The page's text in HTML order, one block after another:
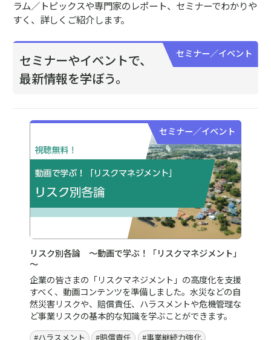
落雷リスク
企業活動に欠かせない電気・通信関連設備のシステムは電
圧の変動に弱く、雷による被害が増加しています。
企業が安定して事業を継続・発展していくためには、各種
データおよび実地調査によるリスク評価と対策が重要にな
ります。
盗難
昨今、建物内へ侵入され発生する盗難事故だけでなく、建
築現場の資材・設備などを狙った屋外施設での盗難事故も
多発しています。
防災・減災・防犯の
リスク対策のポイント